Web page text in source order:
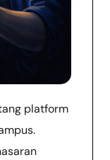
platform